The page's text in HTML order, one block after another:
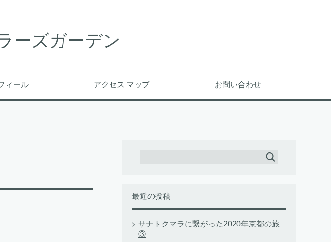
ーズガーデン
ィール アクセス マップ お問い合わせ
最近の投稿
サナトクマラに繋がった2020年京都の旅
③